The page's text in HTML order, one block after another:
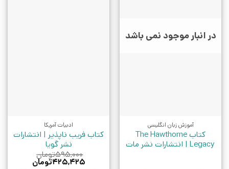
در انبار موجود نمی باشد
آموزش زبان انگلیسی
کتاب The Hawthorne
Legacy | انتشارات نشر مات
ادبیات آمریکا
کتاب فریب ناپذیر | انتشارات
نشر گویا
۵۹۵,۰۰۰تومان
قیمت
۴۲۵,۴۲۵تومان